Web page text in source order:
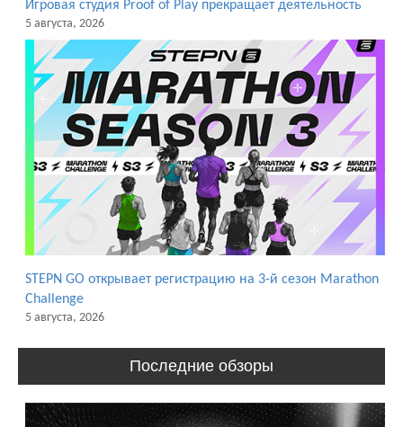
Игровая студия Proof of Play прекращает деятельность
5 августа, 2026
STEPN GO открывает регистрацию на 3-й сезон Marathon
Challenge
5 августа, 2026
Последние обзоры